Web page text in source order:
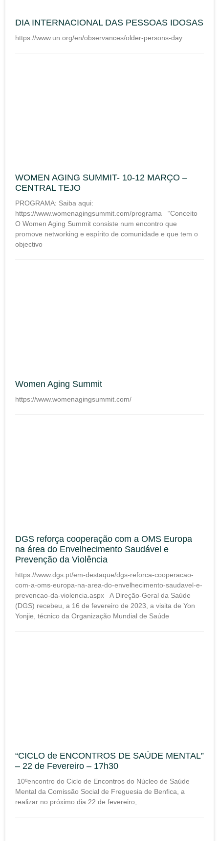
DIA INTERNACIONAL DAS PESSOAS IDOSAS
https://www.un.org/en/observances/older-persons-day
WOMEN AGING SUMMIT- 10-12 MARÇO –
CENTRAL TEJO
PROGRAMA: Saiba aqui:
https://www.womenagingsummit.com/programa “Conceito
O Women Aging Summit consiste num encontro que
promove networking e espírito de comunidade e que tem o
objectivo
Women Aging Summit
https://www.womenagingsummit.com/
DGS reforça cooperação com a OMS Europa
na área do Envelhecimento Saudável e
Prevenção da Violência
https://www.dgs.pt/em-destaque/dgs-reforca-cooperacao-
com-a-oms-europa-na-area-do-envelhecimento-saudavel-e-
prevencao-da-violencia.aspx A Direção-Geral da Saúde
(DGS) recebeu, a 16 de fevereiro de 2023, a visita de Yon
Yonjie, técnico da Organização Mundial de Saúde
“CICLO de ENCONTROS DE SAÚDE MENTAL”
– 22 de Fevereiro – 17h30
10ºencontro do Ciclo de Encontros do Núcleo de Saúde
Mental da Comissão Social de Freguesia de Benfica, a
realizar no próximo dia 22 de fevereiro,